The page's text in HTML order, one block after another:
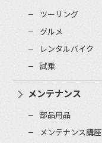
ツーリング
グルメ
レンタルバイク
試乗
メンテナンス
部品用品
メンテナンス講座